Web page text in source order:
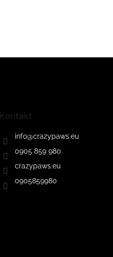
Kontakt
info@crazypaws.eu
0905 859 980
crazypaws.eu
0905859980